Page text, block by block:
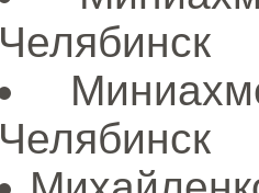
Челябинск
Челябинск